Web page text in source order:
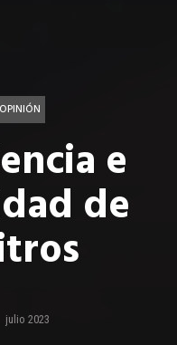
OPINIÓN
e
de
julio 2023